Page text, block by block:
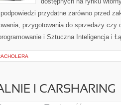
przydatne zarówno przed
przygotowania do sprzedaży czy
i Sztuczna Inteligencja i
I CARSHARING